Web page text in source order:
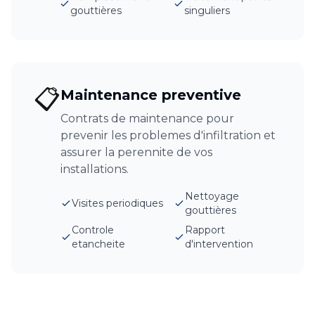
gouttières
singuliers
📋Maintenance preventive
Contrats de maintenance pour
prevenir les problemes d'infiltration et
assurer la perennite de vos
installations.
Visites periodiques
Nettoyage
gouttières
Controle
etancheite
Rapport
d'intervention